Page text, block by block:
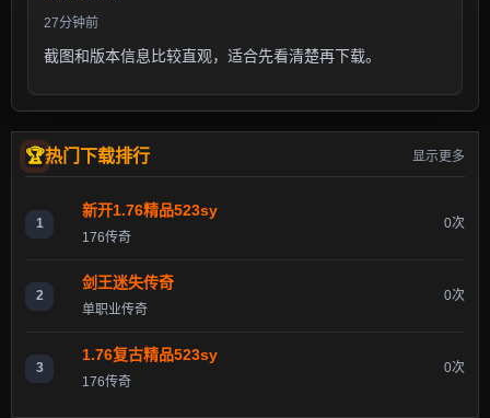
27分钟前
截图和版本信息比较直观，适合先看清楚再下载。
热门下载排行 显示更多
1
新开1.76精品523sy
176传奇
0次
2
剑王迷失传奇
单职业传奇
0次
3
1.76复古精品523sy
176传奇
0次